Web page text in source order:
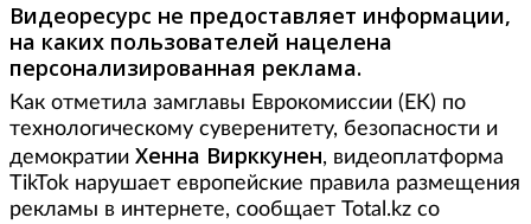
Видеоресурс не предоставляет информации,
на каких пользователей нацелена
персонализированная реклама.
Как отметила замглавы Еврокомиссии (ЕК) по
технологическому суверенитету, безопасности и
демократии Хенна Вирккунен, видеоплатформа
TikTok нарушает европейские правила размещения
рекламы в интернете, сообщает Total.kz со